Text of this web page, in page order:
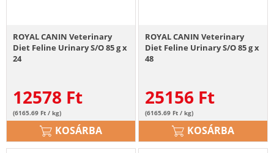
ROYAL CANIN Veterinary
Diet Feline Urinary S/O 85 g x
24
12578 Ft
(6165.69 Ft / kg)
KOSÁRBA
ROYAL CANIN Veterinary
Diet Feline Urinary S/O 85 g x
48
25156 Ft
(6165.69 Ft / kg)
KOSÁRBA